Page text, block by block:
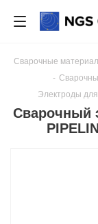
Сварочные
-
Электроды
Сварочный